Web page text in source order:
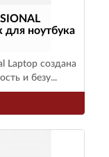
для ноутбука
Laptop создана
и безу...